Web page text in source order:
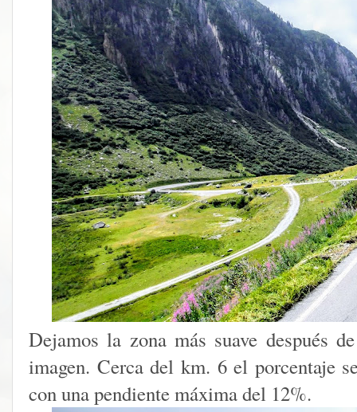
Dejamos la zona más suave después
imagen. Cerca del km. 6 el porcentaje
con una pendiente máxima del 12%.